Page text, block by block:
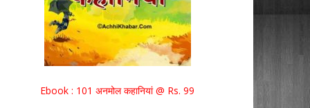
Ebook : 101 अनमोल कहानियां @ Rs. 99